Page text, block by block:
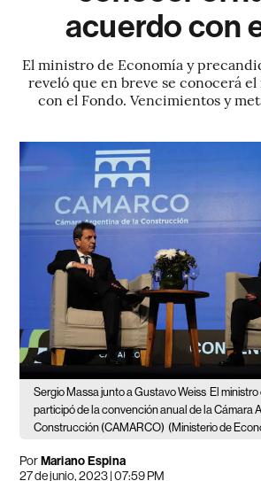
acuerdo con
El ministro de Economía y
reveló que en breve se conocerá
con el Fondo. Vencimientos y
Sergio Massa junto a Gustavo Weiss El
participó de la convención anual de la Cámara
Construcción (CAMARCO) (Ministerio de
PorMariano Espina
27 de junio, 2023 | 07:59 PM